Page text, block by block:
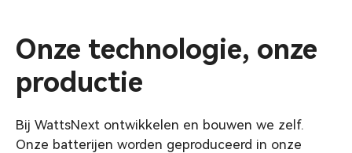
Onze technologie, onze
productie
Bij WattsNext ontwikkelen en bouwen we zelf.
Onze batterijen worden geproduceerd in onze